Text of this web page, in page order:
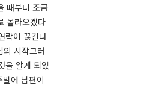
때부터 조금
올라오겠다
락이 끊긴다
시작그러
을 알게 되었
에 남편이